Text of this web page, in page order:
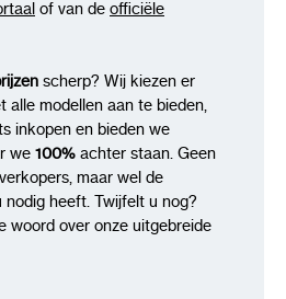
of van de officiële
scherp? Wij kiezen er
alle modellen aan te bieden,
inkopen en bieden we
we 100% achter staan. Geen
maar wel de
nodig heeft. Twijfelt u nog?
woord over onze uitgebreide